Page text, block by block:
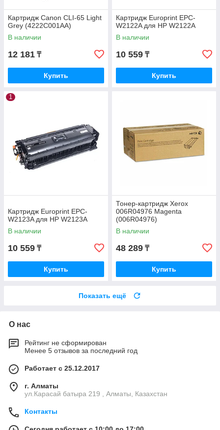
Картридж Canon CLI-65 Light
Grey (4222C001AA)
В наличии
12 181 ₸
Купить
Картридж Europrint EPC-
W2122A для HP W2122A
В наличии
10 559 ₸
Купить
1
Картридж Europrint EPC-
W2123A для HP W2123A
В наличии
10 559 ₸
Купить
Тонер-картридж Xerox
006R04976 Magenta
(006R04976)
В наличии
48 289 ₸
Купить
Показать ещё
О нас
Рейтинг не сформирован
Менее 5 отзывов за последний год
Работает с 25.12.2017
г. Алматы
ул.Карасай батыра 219 , Алматы, Казахстан
Контакты